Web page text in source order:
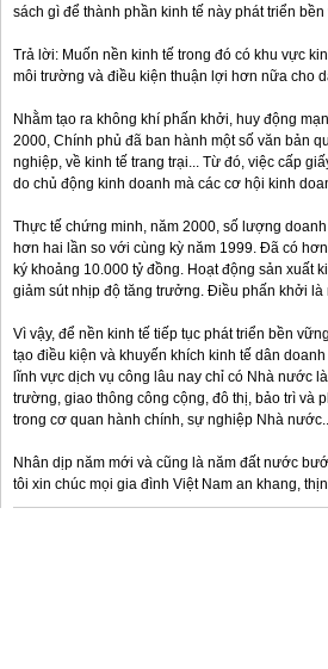
sách gì để thành phần kinh tế này phát triển
Trả lời: Muốn nền kinh tế trong đó có khu vực
môi trường và điều kiện thuận lợi hơn nữa cho
Nhằm tạo ra không khí phấn khởi, huy động
2000, Chính phủ đã ban hành một số văn bản
nghiệp, về kinh tế trang trại... Từ đó, việc cấp
do chủ động kinh doanh mà các cơ hội kinh
Thực tế chứng minh, năm 2000, số lượng
hơn hai lần so với cùng kỳ năm 1999. Đã có
ký khoảng 10.000 tỷ đồng. Hoạt động sản xuất
giảm sút nhịp độ tăng trưởng. Điều phấn khởi
Vì vậy, để nền kinh tế tiếp tục phát triển bền
tạo điều kiện và khuyến khích kinh tế dân
lĩnh vực dịch vụ công lâu nay chỉ có Nhà nước
trường, giao thông công cộng, đô thị, bảo trì và
trong cơ quan hành chính, sự nghiệp Nhà
Nhân dịp năm mới và cũng là năm đất nước
tôi xin chúc mọi gia đình Việt Nam an khang,